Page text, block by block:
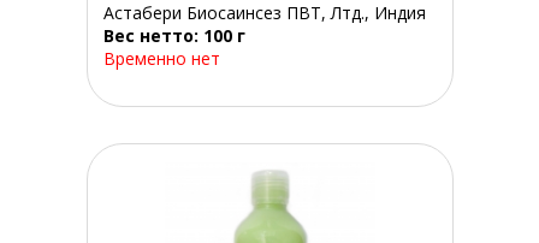
Астабери Биосаинсез ПВТ, Лтд., Индия
Вес нетто: 100 г
Временно нет